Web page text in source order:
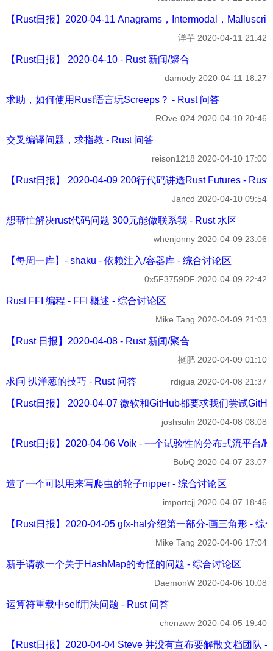
【Rust日报】2020-04-11 Anagrams，Intermodal，
洋芋 2020-04-11 21:42
【Rust日报】 2020-04-10 - Rust 新闻/聚合
damody 2020-04-11 18:27
求助，如何使用Rust语言玩Screeps？ - Rust 问答
ROve-024 2020-04-10 20:46
交叉编译问题，求指教 - Rust 问答
reison1218 2020-04-10 17:00
【Rust日报】 2020-04-09 200行代码讲透Rust Futures - Rust
Jancd 2020-04-10 09:54
想帮忙解决rust代码问题 300元能做联系我 - Rust 水区
whenjonny 2020-04-09 23:06
【每周一库】- shaku - 依赖注入/容器库 - 综合讨论区
0x5F3759DF 2020-04-09 22:42
Rust FFI 编程 - FFI 概述 - 综合讨论区
Mike Tang 2020-04-09 21:03
【Rust 日报】2020-04-08 - Rust 新闻/聚合
挺肥 2020-04-09 01:10
求问 扒洋葱的技巧 - Rust 问答 rdigua 2020-04-08 21:37
【Rust日报】 2020-04-07 微软和GitHub都要求我们尝试
joshsulin 2020-04-08 08:08
【Rust日报】2020-04-06 Voik - 一个试验性的分布式流平台/
BobQ 2020-04-07 23:07
造了一个可以用来写爬虫的轮子nipper - 综合讨论区
importcjj 2020-04-07 18:46
【Rust日报】2020-04-05 gfx-hal介绍第一部分-画三角形 - 综
Mike Tang 2020-04-06 17:04
新手请教一个关于HashMap的奇怪的问题 - 综合讨论区
DaemonW 2020-04-06 10:08
运算符重载中self用法问题 - Rust 问答
chenzww 2020-04-05 19:40
【Rust日报】2020-04-04 Steve 并没有宣布要解散文档团队 -